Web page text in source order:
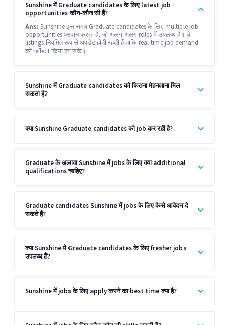
Sunshine में Graduate candidates के लिए latest job
opportunities कौन-कौन सी हैं?
Ans: Sunshine इस समय Graduate candidates के लिए multiple job
opportunities प्रदान करता है, जो अलग-अलग roles में उपलब्ध हैं। ये
listings नियमित रूप से अपडेट होती रहती हैं ताकि real-time job demand
को reflect किया जा सके।
Sunshine में Graduate candidates को कितना मेहनताना मिल
सकता है?
क्या Sunshine Graduate candidates को job कर रही है?
Graduate के अलावा Sunshine में jobs के लिए क्या additional
qualifications चाहिए?
Graduate candidates Sunshine में jobs के लिए कैसे आवेदन दे
सकते हैं?
क्या Sunshine में Graduate candidates के लिए fresher jobs
उपलब्ध हैं?
Sunshine में jobs के लिए apply करने का best time क्या है?